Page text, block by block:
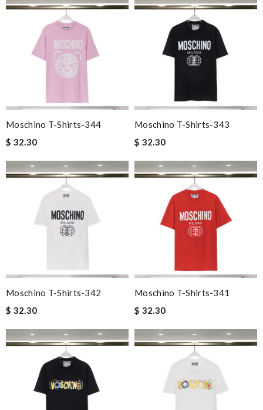
Moschino T-Shirts-344
$ 32.30
Moschino T-Shirts-343
$ 32.30
Moschino T-Shirts-342
$ 32.30
Moschino T-Shirts-341
$ 32.30